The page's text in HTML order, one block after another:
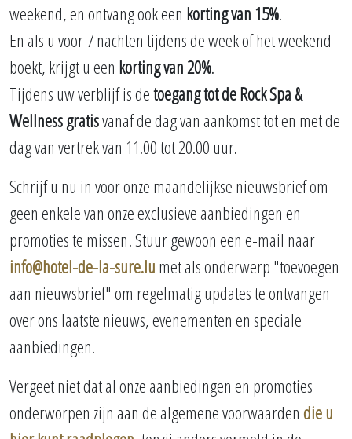
weekend, en ontvang ook een korting van 15%.
En als u voor 7 nachten tijdens de week of het weekend
boekt, krijgt u een korting van 20%.
Tijdens uw verblijf is detoegang tot de Rock Spa &
Wellness gratisvanaf de dag van aankomst tot en met de
dag van vertrek van 11.00 tot 20.00 uur.
Schrijf u nu in voor onze maandelijkse nieuwsbrief om
geen enkele van onze exclusieve aanbiedingen en
promoties te missen! Stuur gewoon een e-mail naar
info@hotel-de-la-sure.lumet als onderwerp "toevoegen
aan nieuwsbrief" om regelmatig updates te ontvangen
over ons laatste nieuws, evenementen en speciale
aanbiedingen.
Vergeet niet dat al onze aanbiedingen en promoties
onderworpen zijn aan de algemene voorwaardendie u